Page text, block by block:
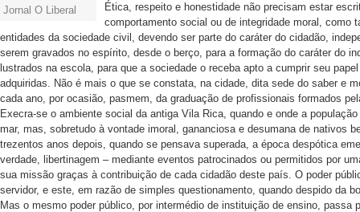
Jornal O Liberal
Ética, respeito e honestidade não precisam estar
comportamento social ou de integridade moral, como
entidades da sociedade civil, devendo ser parte do caráter do cidadão,
serem gravados no espírito, desde o berço, para a formação do caráter do
lustrados na escola, para que a sociedade o receba apto a cumprir seu
adquiridas. Não é mais o que se constata, na cidade, dita sede do saber e
cada ano, por ocasião, pasmem, da graduação de profissionais formados
Execra-se o ambiente social da antiga Vila Rica, quando e onde a
mar, mas, sobretudo à vontade imoral, gananciosa e desumana de nativos
trezentos anos depois, quando se pensava superada, a época despótica
verdade, libertinagem – mediante eventos patrocinados ou permitidos por
sua missão graças à contribuição de cada cidadão deste país. O poder
servidor, e este, em razão de simples questionamento, quando despido da
Mas o mesmo poder público, por intermédio de instituição de ensino, passa